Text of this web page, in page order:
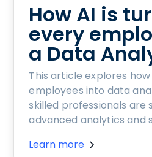
How AI is
every
a Data
This article explores
employees into data
skilled professionals are
advanced analytics and
Learn more